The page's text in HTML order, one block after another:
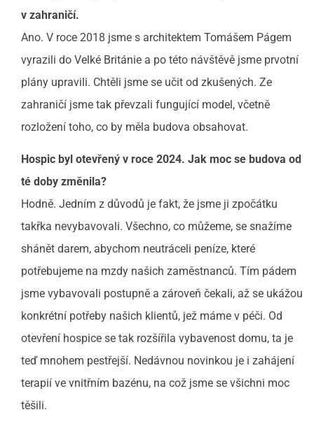
v zahraničí.
Ano. V roce 2018 jsme s architektem Tomášem Págem
vyrazili do Velké Británie a po této návštěvě jsme prvotní
plány upravili. Chtěli jsme se učit od zkušených. Ze
zahraničí jsme tak převzali fungující model, včetně
rozložení toho, co by měla budova obsahovat.
Hospic byl otevřený v roce 2024. Jak moc se budova od
té doby změnila?
Hodně. Jedním z důvodů je fakt, že jsme ji zpočátku
takřka nevybavovali. Všechno, co můžeme, se snažíme
shánět darem, abychom neutráceli peníze, které
potřebujeme na mzdy našich zaměstnanců. Tím pádem
jsme vybavovali postupně a zároveň čekali, až se ukážou
konkrétní potřeby našich klientů, jež máme v péči. Od
otevření hospice se tak rozšířila vybavenost domu, ta je
teď mnohem pestřejší. Nedávnou novinkou je i zahájení
terapií ve vnitřním bazénu, na což jsme se všichni moc
těšili.